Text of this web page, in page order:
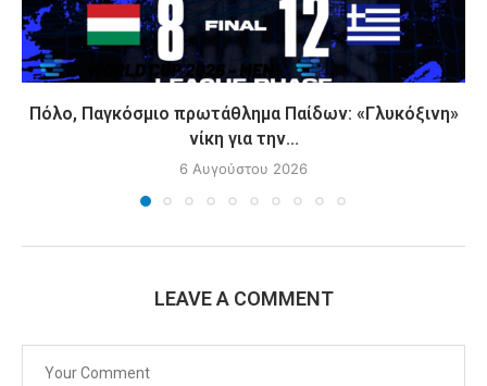
Πόλο, Παγκόσμιο πρωτάθλημα Παίδων: «Γλυκόξινη»
νίκη για την...
6 Αυγούστου 2026
LEAVE A COMMENT